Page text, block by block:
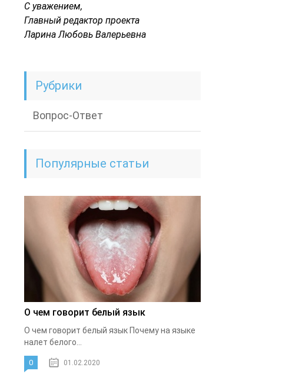
С уважением,
Главный редактор проекта
Ларина Любовь Валерьевна
Рубрики
Вопрос-Ответ
Популярные статьи
О чем говорит белый язык
О чем говорит белый язык Почему на языке
налет белого...
0 01.02.2020